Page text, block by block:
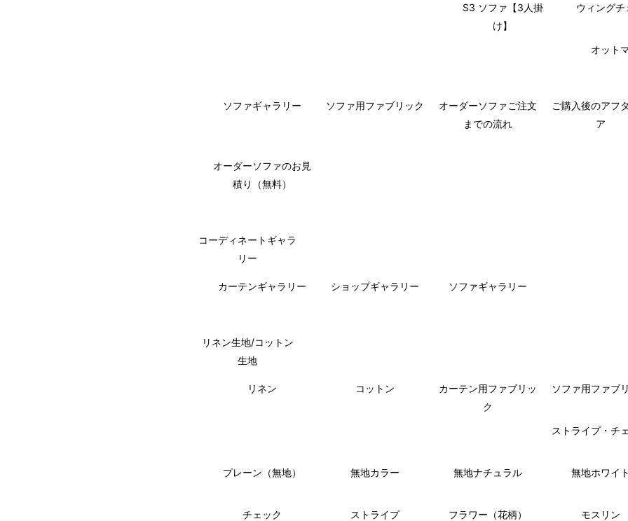
S3 ソファ【3人掛
け】
ウィングチ
オット
ソファギャラリー ソファ用ファブリック
オーダーソファご注文
までの流れ
ご購入後のアフ
ア
オーダーソファのお見
積り（無料）
コーディネートギャラ
リー
カーテンギャラリー ショップギャラリー ソファギャラリー
リネン生地/コットン
生地
リネン コットン
カーテン用ファブリッ
ク
ソファ用ファブ
ストライプ・チ
プレーン（無地） 無地カラー 無地ナチュラル 無地ホワイト
チェック ストライプ フラワー（花柄） モスリン